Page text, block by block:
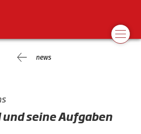
news
und seine Aufgaben